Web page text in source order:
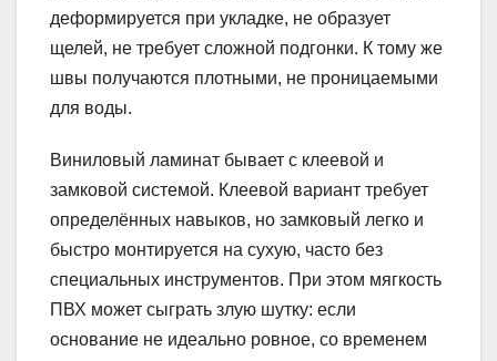
деформируется при укладке, не образует
щелей, не требует сложной подгонки. К тому же
швы получаются плотными, не проницаемыми
для воды.
Виниловый ламинат бывает с клеевой и
замковой системой. Клеевой вариант требует
определённых навыков, но замковый легко и
быстро монтируется на сухую, часто без
специальных инструментов. При этом мягкость
ПВХ может сыграть злую шутку: если
основание не идеально ровное, со временем